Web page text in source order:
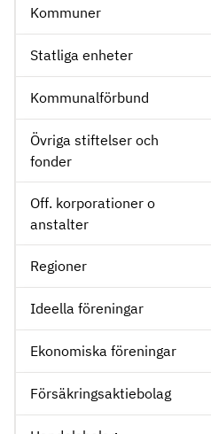
Kommuner
Statliga enheter
Kommunalförbund
Övriga stiftelser och
fonder
Off. korporationer o
anstalter
Regioner
Ideella föreningar
Ekonomiska föreningar
Försäkringsaktiebolag